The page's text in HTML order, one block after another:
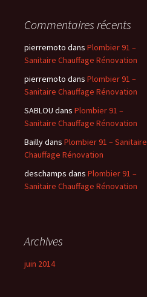
Commentaires récents
pierremoto dans Plombier 91 –
Sanitaire Chauffage Rénovation
pierremoto dans Plombier 91 –
Sanitaire Chauffage Rénovation
SABLOU dans Plombier 91 –
Sanitaire Chauffage Rénovation
Baillydans Plombier 91 – Sanitaire
Chauffage Rénovation
deschamps dans Plombier 91 –
Sanitaire Chauffage Rénovation
Archives
juin 2014